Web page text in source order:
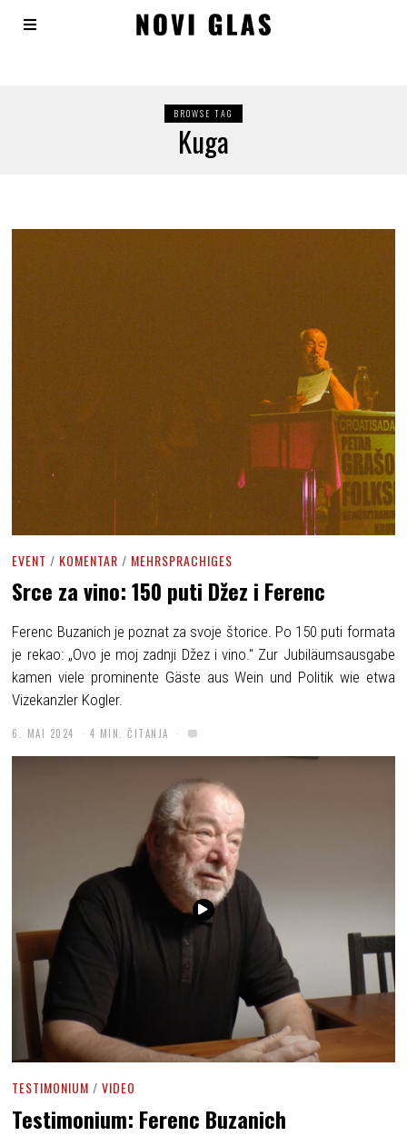
BROWSE TAG
Kuga
EVENT / KOMENTAR / MEHRSPRACHIGES
Srce za vino: 150 puti Džez i Ferenc
Ferenc Buzanich je poznat za svoje štorice. Po 150 puti formata
je rekao: „Ovo je moj zadnji Džez i vino." Zur Jubiläumsausgabe
kamen viele prominente Gäste aus Wein und Politik wie etwa
Vizekanzler Kogler.
6. MAI 2024 4 MIN. ČITANJA
TESTIMONIUM / VIDEO
Testimonium: Ferenc Buzanich